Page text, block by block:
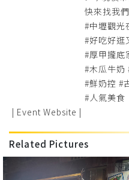
快來找我
#中壢觀光
#好吃好逛
#厚甲攏底
#木瓜牛奶
#鮮奶控 #
#人氣美食
| Event Website |
Related Pictures